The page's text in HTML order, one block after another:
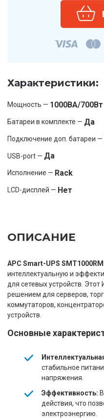
Характеристики:
Мощность — 1000ВА/700Вт
Батареи в комплекте — Да
Подключение доп. батареи —
USB-port — Да
Исполнение — Rack
LCD-дисплей — Нет
ОПИСАНИЕ
APC Smart-UPS
интеллектуальную и
для сетевых устройств.
решением для серверов,
коммутаторов,
устройств.
Основные
стабильное
напряжения.
Эффективность:
действия, что
электроэнергию.